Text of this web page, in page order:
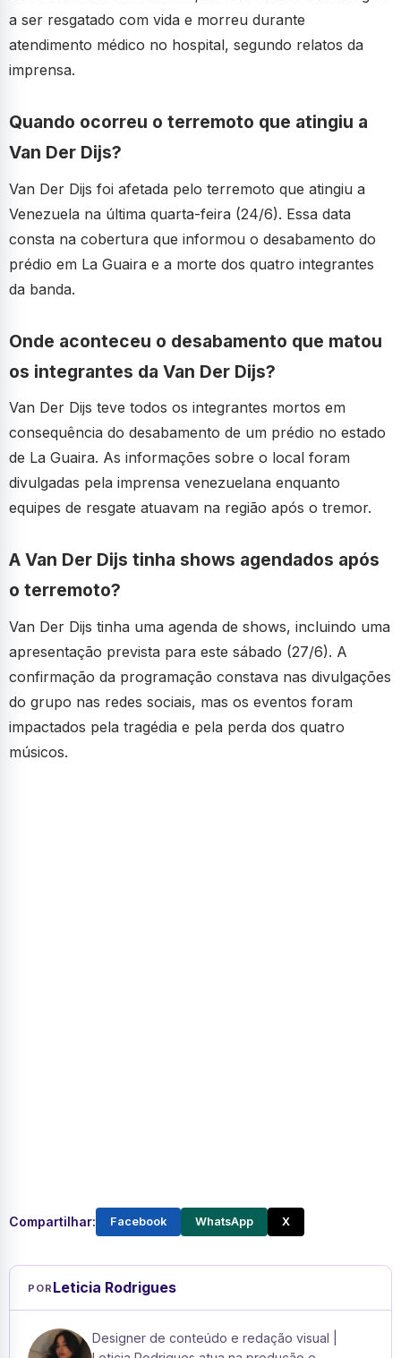
a ser resgatado com vida e morreu durante
atendimento médico no hospital, segundo relatos da
imprensa.
Quando ocorreu o terremoto que atingiu a
Van Der Dijs?
Van Der Dijs foi afetada pelo terremoto que atingiu a
Venezuela na última quarta-feira (24/6). Essa data
consta na cobertura que informou o desabamento do
prédio em La Guaira e a morte dos quatro integrantes
da banda.
Onde aconteceu o desabamento que matou
os integrantes da Van Der Dijs?
Van Der Dijs teve todos os integrantes mortos em
consequência do desabamento de um prédio no estado
de La Guaira. As informações sobre o local foram
divulgadas pela imprensa venezuelana enquanto
equipes de resgate atuavam na região após o tremor.
A Van Der Dijs tinha shows agendados após
o terremoto?
Van Der Dijs tinha uma agenda de shows, incluindo uma
apresentação prevista para este sábado (27/6). A
confirmação da programação constava nas divulgações
do grupo nas redes sociais, mas os eventos foram
impactados pela tragédia e pela perda dos quatro
músicos.
Compartilhar: Facebook WhatsApp X
POR Leticia Rodrigues
Designer de conteúdo e redação visual |